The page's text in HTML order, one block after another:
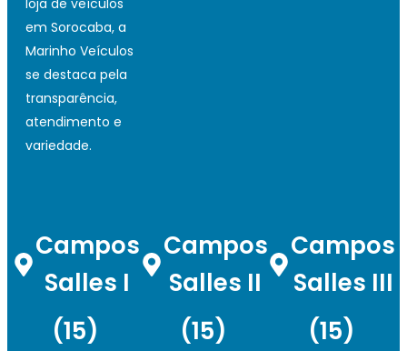
loja de veículos
em Sorocaba, a
Marinho Veículos
se destaca pela
transparência,
atendimento e
variedade.
Campos
Salles I
(15)
Campos
Salles II
(15)
Campos
Salles III
(15)